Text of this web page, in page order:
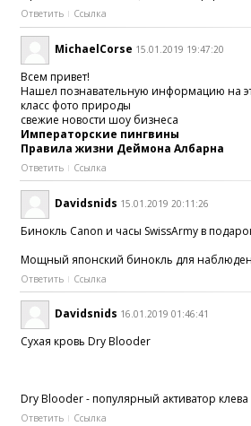
Ответить Ссылка
MichaelCorse 15.01.2019 19:47:20
Всем привет!
Нашел познавательную информацию на
класс фото природы
свежие новости шоу бизнеса
Императорские пингвины
Правила жизни Деймона Албарна
Ответить Ссылка
Davidsnids 15.01.2019 20:11:26
Бинокль Canon и часы SwissArmy в
Мощный японский бинокль для
Ответить Ссылка
Davidsnids 16.01.2019 01:46:41
Сухая кровь Dry Blooder
Dry Blooder - популярный активатор
Ответить Ссылка